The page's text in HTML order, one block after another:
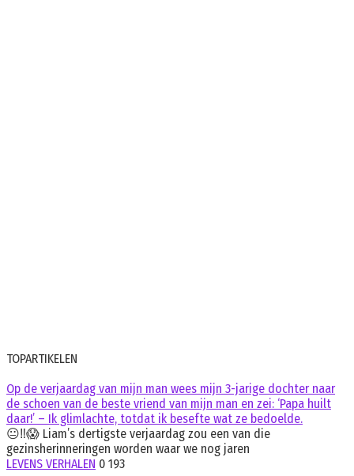
TOPARTIKELEN
Op de verjaardag van mijn man wees mijn 3-jarige dochter naar
de schoen van de beste vriend van mijn man en zei: ‘Papa huilt
daar!’ – Ik glimlachte, totdat ik besefte wat ze bedoelde.
😐‼️😱 Liam’s dertigste verjaardag zou een van die
gezinsherinneringen worden waar we nog jaren
LEVENS VERHALEN 0 193